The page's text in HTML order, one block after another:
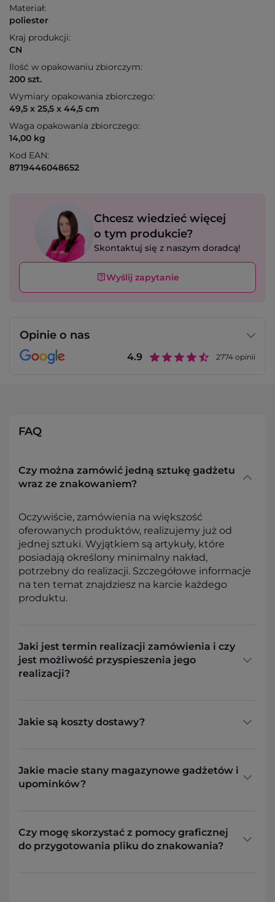
Materiał:
poliester
Kraj produkcji:
CN
Ilość w opakowaniu zbiorczym:
200 szt.
Wymiary opakowania zbiorczego:
49,5 x 25,5 x 44,5 cm
Waga opakowania zbiorczego:
14,00 kg
Kod EAN:
8719446048652
Chcesz wiedzieć więcej
o tym produkcie?
Skontaktuj się z naszym doradcą!
Wyślij zapytanie
Opinie o nas
4.9 2774 opinii
FAQ
Czy można zamówić jedną sztukę gadżetu
wraz ze znakowaniem?
Oczywiście, zamówienia na większość
oferowanych produktów, realizujemy już od
jednej sztuki. Wyjątkiem są artykuły, które
posiadają określony minimalny nakład,
potrzebny do realizacji. Szczegółowe informacje
na ten temat znajdziesz na karcie każdego
produktu.
Jaki jest termin realizacji zamówienia i czy
jest możliwość przyspieszenia jego
realizacji?
Jakie są koszty dostawy?
Jakie macie stany magazynowe gadżetów i
upominków?
Czy mogę skorzystać z pomocy graficznej
do przygotowania pliku do znakowania?